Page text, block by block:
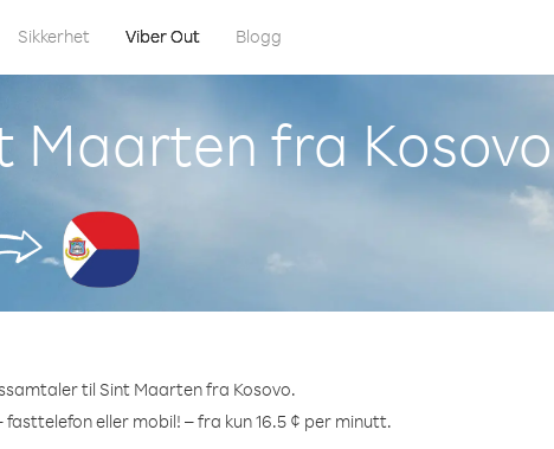
Sikkerhet Viber Out Blogg
Maarten fra Kosovo
til Sint Maarten fra Kosovo.
eller mobil! – fra kun 16.5 ¢ per minutt.